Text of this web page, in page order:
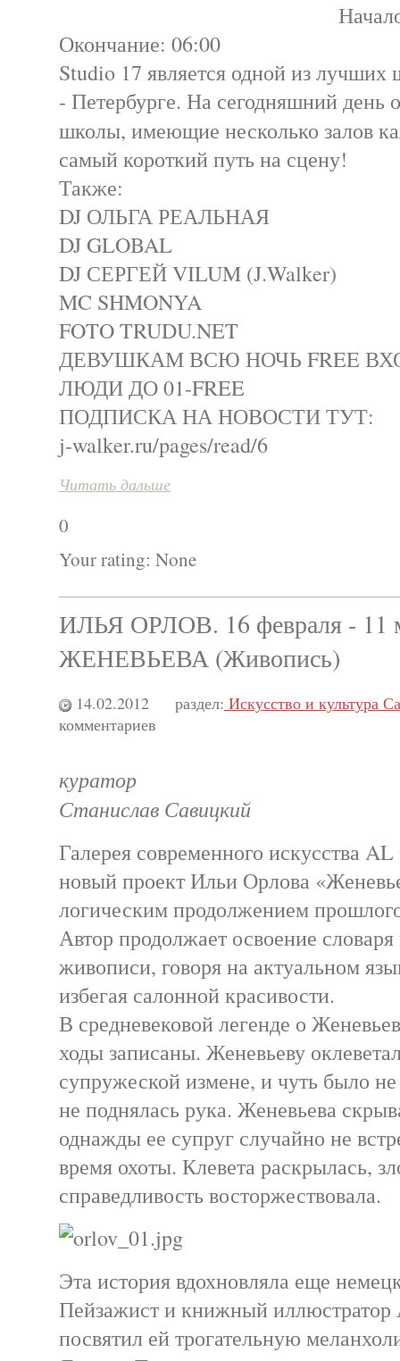
Окончание: 06:00
Studio 17 является одной из лучших
- Петербурге. На сегодняшний день
школы, имеющие несколько залов
самый короткий путь на сцену!
Также:
DJ ОЛЬГА РЕАЛЬНАЯ
DJ GLOBAL
DJ СЕРГЕЙ VILUM (J.Walker)
MC SHMONYA
FOTO TRUDU.NET
ДЕВУШКАМ ВСЮ НОЧЬ FREE
ЛЮДИ ДО 01-FREE
ПОДПИСКА НА НОВОСТИ ТУТ:
j-walker.ru/pages/read/6
Читать дальше
0
Your rating: None
ИЛЬЯ ОРЛОВ. 16 февраля - 11
ЖЕНЕВЬЕВА (Живопись)
14.02.2012 раздел: Искусство и культура
комментариев
куратор
Станислав Савицкий
Галерея современного искусства
новый проект Ильи Орлова
логическим продолжением
Автор продолжает освоение
живописи, говоря на актуальном
избегая салонной красивости.
В средневековой легенде о
ходы записаны. Женевьеву
супружеской измене, и чуть было
не поднялась рука. Женевьева
однажды ее супруг случайно не
время охоты. Клевета раскрылась,
справедливость восторжествовала.
Эта история вдохновляла еще
Пейзажист и книжный иллюстратор
посвятил ей трогательную